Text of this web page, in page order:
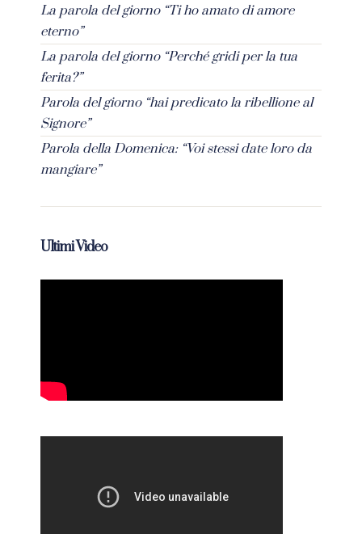
La parola del giorno “Ti ho amato di amore
eterno”
La parola del giorno “Perché gridi per la tua
ferita?”
Parola del giorno “hai predicato la ribellione al
Signore”
Parola della Domenica: “Voi stessi date loro da
mangiare”
Ultimi Video